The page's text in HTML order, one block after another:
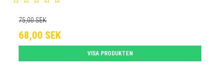
75,00 SEK
68,00 SEK
VISA PRODUKTEN